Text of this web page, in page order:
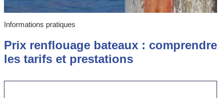
Informations pratiques
Prix renflouage bateaux : comprendre
les tarifs et prestations